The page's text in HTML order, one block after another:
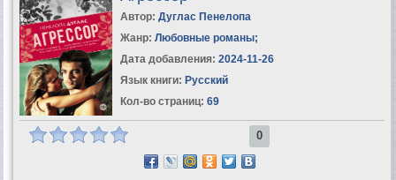
Автор: Дуглас Пенелопа
Жанр: Любовные романы;
Дата добавления: 2024-11-26
Язык книги: Русский
Кол-во страниц: 69
0